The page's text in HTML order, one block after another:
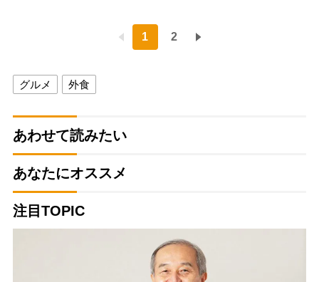
1 2
グルメ 外食
あわせて読みたい
あなたにオススメ
注目TOPIC